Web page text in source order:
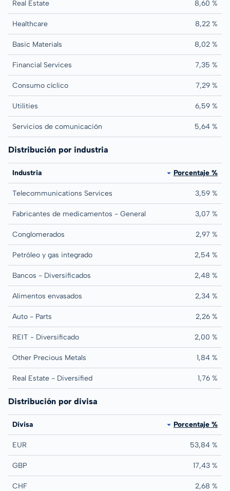
Real Estate 8,60 %
Healthcare 8,22 %
Basic Materials 8,02 %
Financial Services 7,35 %
Consumo cíclico 7,29 %
Utilities 6,59 %
Servicios de comunicación 5,64 %
Distribución por industria
Industria Porcentaje %
Telecommunications Services 3,59 %
Fabricantes de medicamentos - General 3,07 %
Conglomerados 2,97 %
Petróleo y gas integrado 2,54 %
Bancos - Diversificados 2,48 %
Alimentos envasados 2,34 %
Auto - Parts 2,26 %
REIT - Diversificado 2,00 %
Other Precious Metals 1,84 %
Real Estate - Diversified 1,76 %
Distribución por divisa
Divisa Porcentaje %
EUR 53,84 %
GBP 17,43 %
CHF 2,68 %